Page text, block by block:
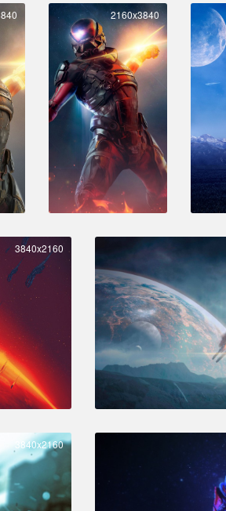
2160x3840
3840x2160
3840x2160